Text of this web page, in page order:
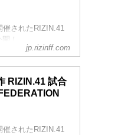
だったんで。ま
されたRIZIN.41
！
していきたい」
だけますか。
す。
すが、そこで取
jp.rizinff.com
RIZIN.41 試合
催されたRIZIN.41